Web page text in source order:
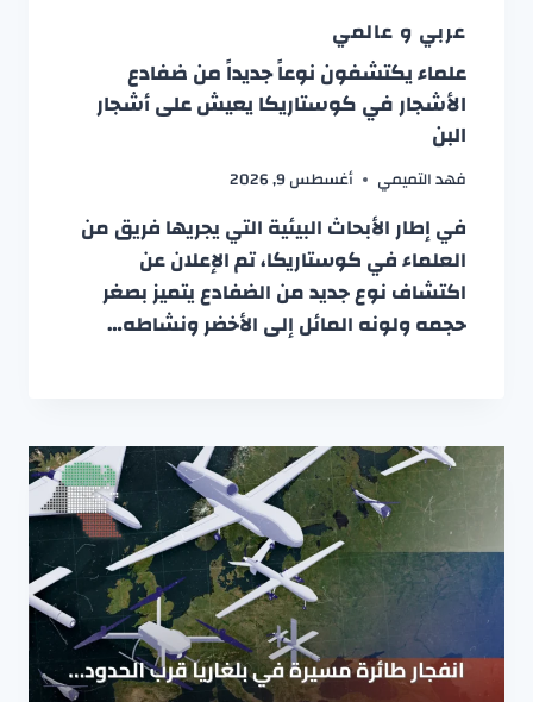
عربي و عالمي
علماء يكتشفون نوعاً جديداً من ضفادع
الأشجار في كوستاريكا يعيش على أشجار
البن
فهد التميمي أغسطس 9, 2026
في إطار الأبحاث البيئية التي يجريها فريق من
العلماء في كوستاريكا، تم الإعلان عن
اكتشاف نوع جديد من الضفادع يتميز بصغر
حجمه ولونه المائل إلى الأخضر ونشاطه…